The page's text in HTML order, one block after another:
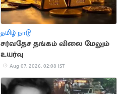
தமிழ் நாடு
சர்வதேச தங்கம் விலை மேலும்
உயர்வு
Aug 07, 2026, 02:08 IST